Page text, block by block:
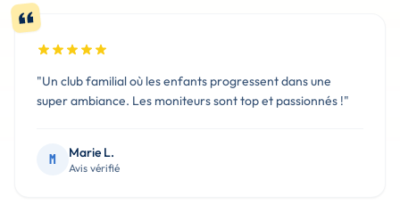
"Un club familial où les enfants progressent dans une
super ambiance. Les moniteurs sont top et passionnés !"
M Marie L.
Avis vérifié